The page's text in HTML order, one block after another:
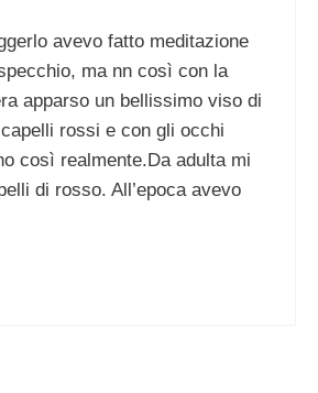
avevo fatto meditazione
ma nn così con la
apparso un bellissimo viso di
rossi e con gli occhi
così realmente.Da adulta mi
di rosso. All’epoca avevo